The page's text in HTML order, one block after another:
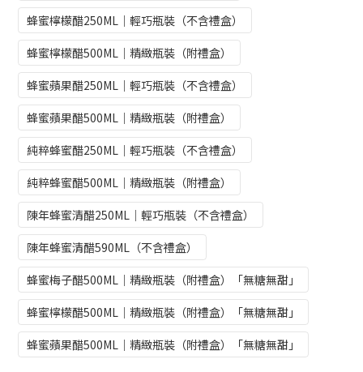
蜂蜜檸檬醋250ML｜輕巧瓶裝（不含禮盒）
蜂蜜檸檬醋500ML｜精緻瓶裝（附禮盒）
蜂蜜蘋果醋250ML｜輕巧瓶裝（不含禮盒）
蜂蜜蘋果醋500ML｜精緻瓶裝（附禮盒）
純粹蜂蜜醋250ML｜輕巧瓶裝（不含禮盒）
純粹蜂蜜醋500ML｜精緻瓶裝（附禮盒）
陳年蜂蜜清醋250ML｜輕巧瓶裝（不含禮盒）
陳年蜂蜜清醋590ML（不含禮盒）
蜂蜜梅子醋500ML｜精緻瓶裝（附禮盒）「無糖無甜」
蜂蜜檸檬醋500ML｜精緻瓶裝（附禮盒）「無糖無甜」
蜂蜜蘋果醋500ML｜精緻瓶裝（附禮盒）「無糖無甜」